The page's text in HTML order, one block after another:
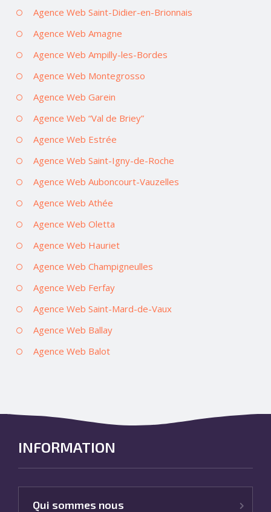
Agence Web Saint-Didier-en-Brionnais
Agence Web Amagne
Agence Web Ampilly-les-Bordes
Agence Web Montegrosso
Agence Web Garein
Agence Web “Val de Briey”
Agence Web Estrée
Agence Web Saint-Igny-de-Roche
Agence Web Auboncourt-Vauzelles
Agence Web Athée
Agence Web Oletta
Agence Web Hauriet
Agence Web Champigneulles
Agence Web Ferfay
Agence Web Saint-Mard-de-Vaux
Agence Web Ballay
Agence Web Balot
INFORMATION
Qui sommes nous